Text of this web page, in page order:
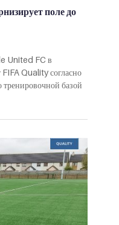
поле до
United FC в
Quality согласно
тренировочной базой